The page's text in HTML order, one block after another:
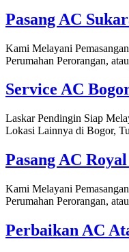
Pasang AC
Kami Melayani
Perumahan Perorangan,
Service AC
Laskar Pendingin Siap
Lokasi Lainnya di Bogor,
Pasang AC
Kami Melayani
Perumahan Perorangan,
Perbaikan AC